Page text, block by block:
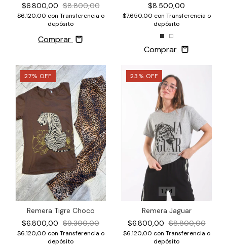
$6.800,00 $8.800,00
$6.120,00 con Transferencia o
depósito
Comprar
$8.500,00
$7.650,00 con Transferencia o
depósito
Comprar
1/3
27% OFF
Remera Tigre Choco
$6.800,00 $9.300,00
$6.120,00 con Transferencia o
depósito
1 /4
23% OFF
Remera Jaguar
$6.800,00 $8.800,00
$6.120,00 con Transferencia o
depósito